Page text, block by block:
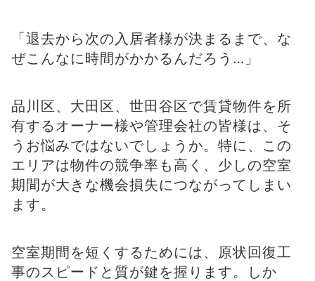
「退去から次の入居者様が決まるまで、な
ぜこんなに時間がかかるんだろう…」
品川区、大田区、世田谷区で賃貸物件を所
有するオーナー様や管理会社の皆様は、そ
うお悩みではないでしょうか。特に、この
エリアは物件の競争率も高く、少しの空室
期間が大きな機会損失につながってしまい
ます。
空室期間を短くするためには、原状回復工
事のスピードと質が鍵を握ります。しか